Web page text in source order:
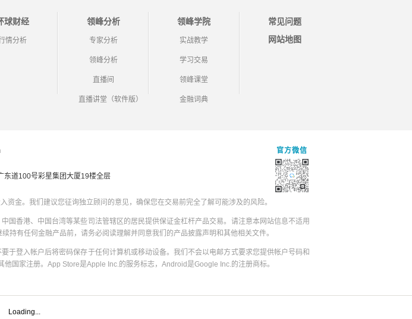
球财经
情分析
领峰分析
专家分析
领峰分析
直播间
直播讲堂（软件版）
领峰学院
实战教学
学习交易
领峰课堂
金融词典
常见问题
网站地图
东道100号彩星集团大厦19楼全层
官方微信
金。我们建议您征询独立顾问的意见，确保您在交易前完全了解可能涉及的风险。
香港、中国台湾等某些司法管辖区的居民提供保证金杠杆产品交易。请注意本网站信息不适用
有任何金融产品前，请务必阅读理解并同意我们的产品披露声明和其他相关文件。
于登入帐户后将密码保存于任何计算机或移动设备。我们不会以电邮方式要求您提供帐户号码和
国家注册。App Store是Apple Inc.的服务标志，Android是Google Inc.的注册商标。
Loading...